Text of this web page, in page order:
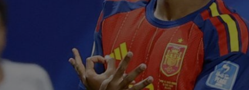
Serie A
Echipe Meciuri